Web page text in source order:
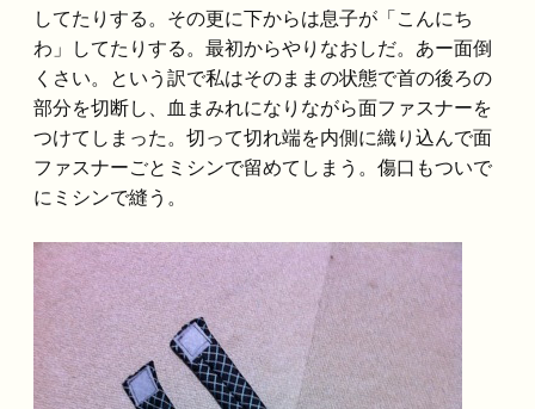
してたりする。その更に下からは息子が「こんにち
わ」してたりする。最初からやりなおしだ。あー面倒
くさい。という訳で私はそのままの状態で首の後ろの
部分を切断し、血まみれになりながら面ファスナーを
つけてしまった。切って切れ端を内側に織り込んで面
ファスナーごとミシンで留めてしまう。傷口もついで
にミシンで縫う。